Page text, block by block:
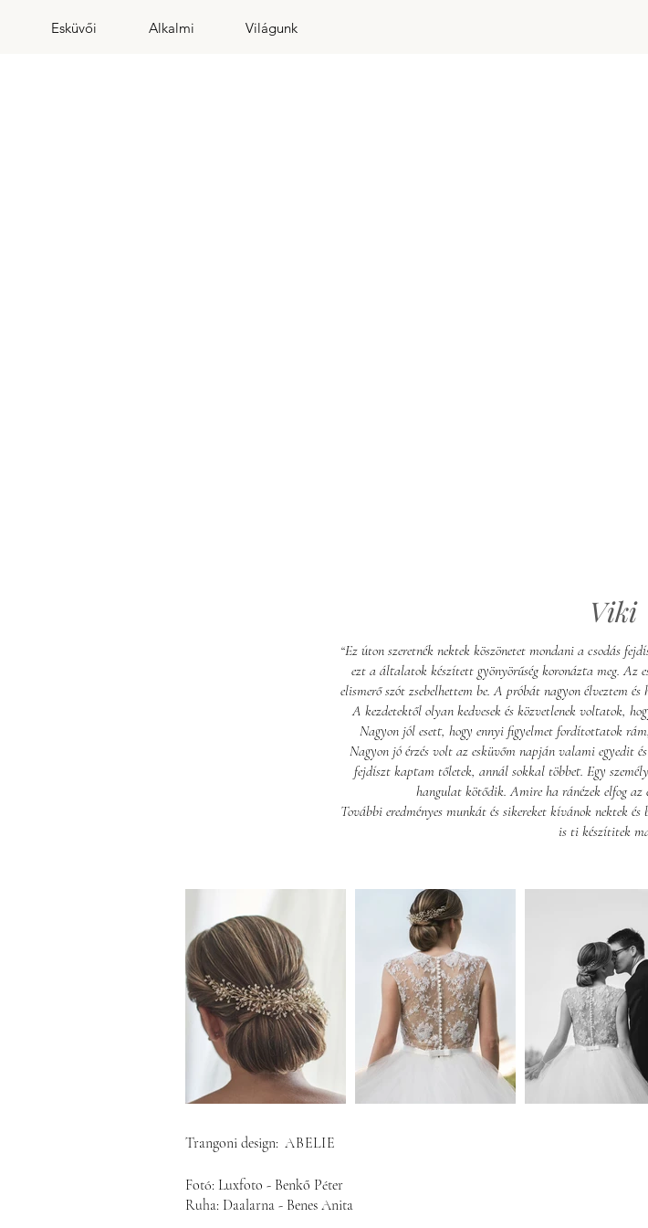
Esküvői Alkalmi Világunk
Viki
“Ez úton szeretnék nektek köszönetet mondani a csodás
ezt a általatok készített gyönyörűség koronázta meg. Az
elismerő szót zsebelhettem be. A próbát nagyon élveztem
A kezdetektől olyan kedvesek és közvetlenek voltatok,
Nagyon jól esett, hogy ennyi figyelmet fordítottatok
Nagyon jó érzés volt az esküvőm napján valami egyedit
fejdíszt kaptam tőletek, annál sokkal többet. Egy
hangulat kötődik. Amire ha ránézek elfog
További eredményes munkát és sikereket kívánok nektek
is ti készítitek
Trangoni design: ABELIE
Fotó: Luxfoto - Benkő Péter
Ruha: Daalarna - Benes Anita